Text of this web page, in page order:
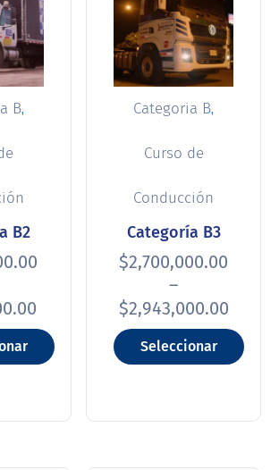
B,
B2
Categoria B,
Curso de
Conducción
Categoría B3
$2,700,000.00
–
$2,943,000.00
Seleccionar